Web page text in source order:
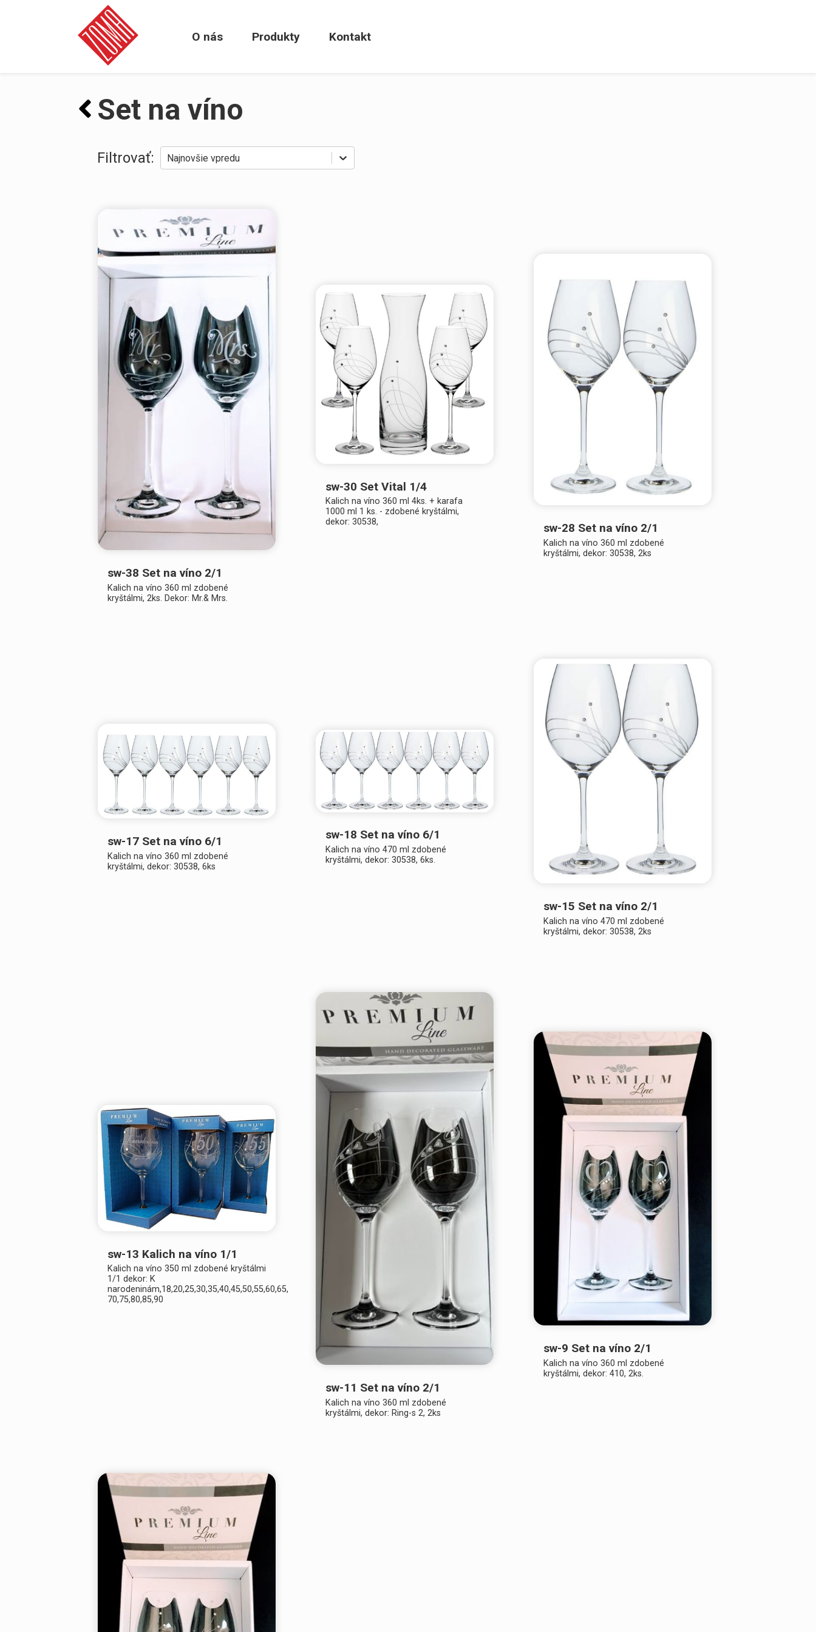
O nás Produkty Kontakt
Set na víno
Filtrovať: Najnovšie vpredu
sw-38 Set na víno 2/1
Kalich na víno 360 ml zdobené
kryštálmi, 2ks. Dekor: Mr.& Mrs.
sw-30 Set Vital 1/4
Kalich na víno 360 ml 4ks. + karafa
1000 ml 1 ks. - zdobené kryštálmi,
dekor: 30538,
sw-28 Set na víno 2/1
Kalich na víno 360 ml zdobené
kryštálmi, dekor: 30538, 2ks
sw-17 Set na víno 6/1
Kalich na víno 360 ml zdobené
kryštálmi, dekor: 30538, 6ks
sw-18 Set na víno 6/1
Kalich na víno 470 ml zdobené
kryštálmi, dekor: 30538, 6ks.
sw-15 Set na víno 2/1
Kalich na víno 470 ml zdobené
kryštálmi, dekor: 30538, 2ks
sw-13 Kalich na víno 1/1
Kalich na víno 350 ml zdobené kryštálmi
1/1 dekor: K
narodeninám,18,20,25,30,35,40,45,50,55,60,65,
70,75,80,85,90
sw-11 Set na víno 2/1
Kalich na víno 360 ml zdobené
kryštálmi, dekor: Ring-s 2, 2ks
sw-9 Set na víno 2/1
Kalich na víno 360 ml zdobené
kryštálmi, dekor: 410, 2ks.